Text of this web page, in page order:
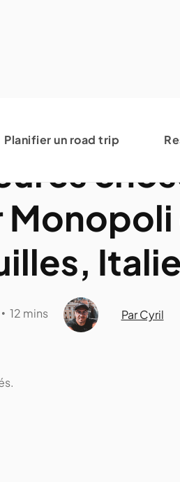
Planifier un road trip
Italie
• 12 mins Par Cyril